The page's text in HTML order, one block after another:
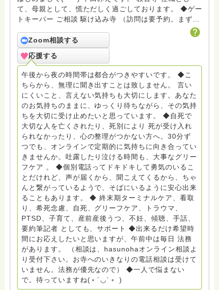
て、母親として、慌ただしく過ごしております。 ◆ゲー
トキーパー ご相談 駆け込み寺 （訪問は要予約。まずは
ターミナルケア、看取り、グリーフケア、希死念慮、自
死、産前産後うつ、育児、DV、デートDV、トラウマ、
PTSD、傾聴トレーナー、手話、要約筆記、行政相談
員、女性支援員、小学校 中学校支援員としても、ケア
サポートをしています。 ◆一般社団法人『グリーフケア
ともしび』理事長 【ともしび遺族会】運営 毎月 第１
金・昼夜2回開催（大阪駅前第3ビル） 14：00〜，18：
00〜 お問い合わせ申込⬇️こちらから
griefcare.tomoshibi@icloud.com ＊この活動は皆さま
のご支援により支えられております。ご協力をよろしく
お願いします。 ゆうちょ銀行 口座番号 普通408-
6452769 一般社団法人グリーフケアともしび ◆『ビハ
ーラサロン おしゃべりカフェひだまり』 ビハーラ和歌
山代表 居場所運営 問い合わせ申込⬇️こちらから
griefcare.tomoshibi@icloud.com ◆GEはしもとサピュ
イエ 所属 （Gender Equity 誰もが自分らしく生きるこ
とができる社会をめざして）DV・女性支援 ◆認定NPO
京都自死自殺相談センターSotto 元グリーフサポート委
員長（2018〜2024） ◆保育士.幼稚園教諭.小学校教諭.
レクリエーションインストラクター.中学校DV授業 10年
間 保育 教育の現場で 総主任として勤めた経験も生かし
つつ、お話できることがあれば 幸いです。 いつも あな
たとともに。南無阿弥陀仏 ここでは、宗旨を問いませ
ん。 まずは、ひとりで抱え込まないで。 来寺お問い合
わせは⬇️こちらから miehimeyo@gmail.com ※時間を割
Zoom相談する
応援する
午後から夜の時間帯は都合がつきやすいです。 ◆こ
ちらから、無理に聞き出すことは致しません。 言い
にくいこと、言えない気持ちも大切にします。あなた
のお気持ちのままに、ゆっくり待ちながら、その気持
ちを大切に受け止めたいと思っています。 ◆自死で
大切な人を亡くされたり、死別により 死が受け入れ
られなかったり、心の整理がつかない方へ。30分ず
つでも、オンラインで定期的に気持ちに向き合ってい
きませんか。吐露したり泣ける時間も、大事なグリー
フケア 。 ◆個別電話ってドキドキして勇気のいるこ
とだけれど、声が届くから、聞こえてくるから、ちゃ
んと繋がっているようで、そばにいるように安心出来
ることもあります。 ◆ 終末期ターミナルケア、看取
り、希死念慮、自死、グリーフケア、トラウマ、
PTSD、子育て、産前産後うつ、不妊、傾聴、手話、
要約筆記者 としても、サポート ◆出来るだけ希望時
間にお応えしたいと思いますが、午前中は毎日 法務
があります。 （相談は、hasunohaオンライン相談よ
り受付下さい。お寺へのいきなりの電話相談は受けて
いません。法務が優先なので） ◆一人で悩まない
で。待っていますね(﹡´◡`﹡ )